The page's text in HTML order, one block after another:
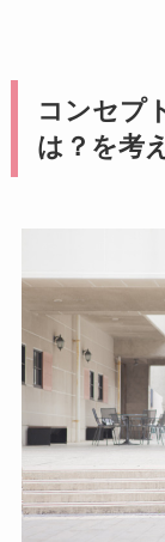
コンセプ
は？を考